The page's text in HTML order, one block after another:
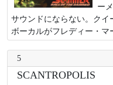
ー
サウンドにならない。ク
ボーカルがフレディー・マ
5
SCANTROPOLIS